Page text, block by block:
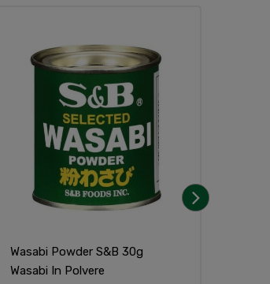
Wasabi Powder S&B 30g
Wasabi In Polvere